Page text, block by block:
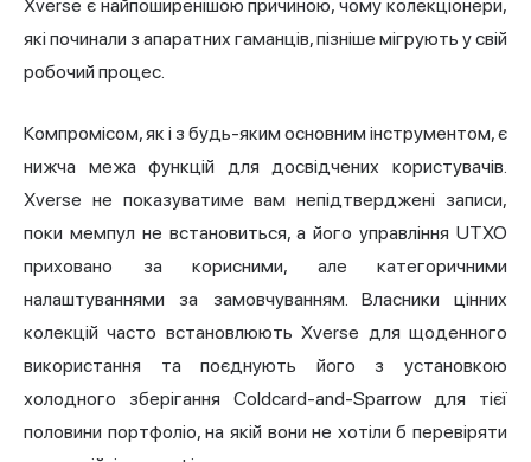
Xverse є найпоширенішою причиною, чому колекціонери,
які починали з апаратних гаманців, пізніше мігрують у свій
робочий процес.
Компромісом, як і з будь-яким основним інструментом, є
нижча межа функцій для досвідчених користувачів.
Xverse не показуватиме вам непідтверджені записи,
поки мемпул не встановиться, а його управління UTXO
приховано за корисними, але категоричними
налаштуваннями за замовчуванням. Власники цінних
колекцій часто встановлюють Xverse для щоденного
використання та поєднують його з установкою
холодного зберігання Coldcard-and-Sparrow для тієї
половини портфоліо, на якій вони не хотіли б перевіряти